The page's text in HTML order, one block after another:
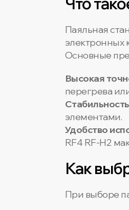
Паяльная
электронных
Основные
Высокая
перегрева
Стабильность
элементами.
Удобство
RF4 RF-H2
Как
При выборе